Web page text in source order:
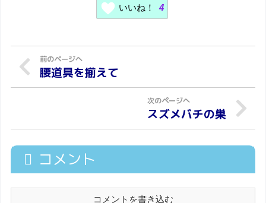
いいね！ 4
腰道具を揃えて
スズメバチの巣
コメント
コメントを書き込む